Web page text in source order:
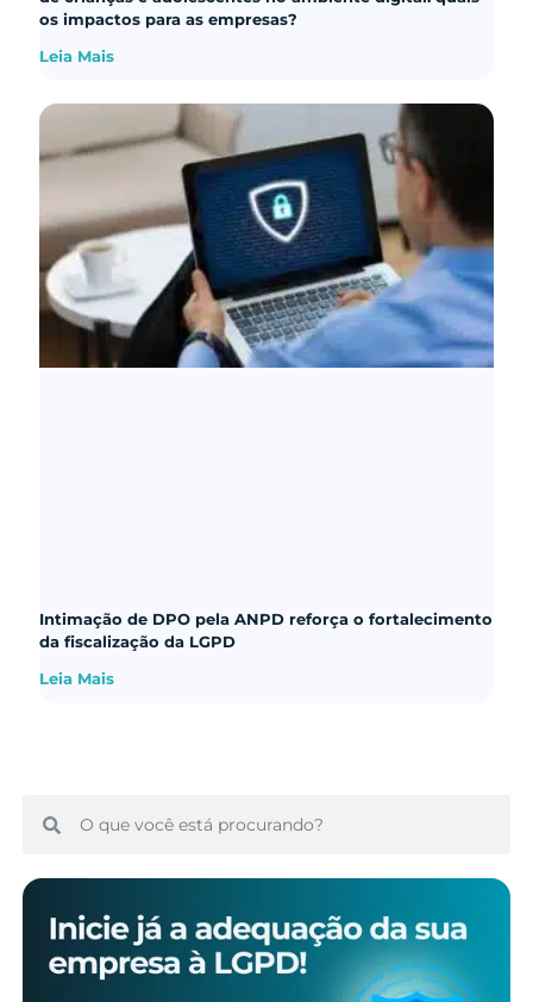
os impactos para as empresas?
Leia Mais
Intimação de DPO pela ANPD reforça o fortalecimento
da fiscalização da LGPD
Leia Mais